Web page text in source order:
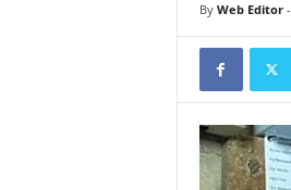
n
a
By Web Editor-